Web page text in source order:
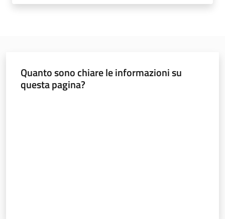
Quanto sono chiare le informazioni su
questa pagina?